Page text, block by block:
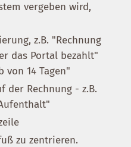
vergeben wird,
z.B. "Rechnung
das Portal bezahlt"
14 Tagen"
der Rechnung - z.B.
zu zentrieren.